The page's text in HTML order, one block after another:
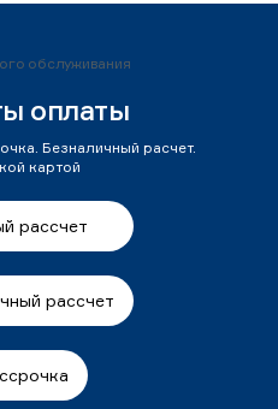
обслуживания
оплаты
Безналичный расчет.
картой
рассчет
рассчет